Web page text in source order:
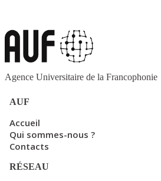
Agence Universitaire de la Francophonie
AUF
Accueil
Qui sommes-nous ?
Contacts
RÉSEAU